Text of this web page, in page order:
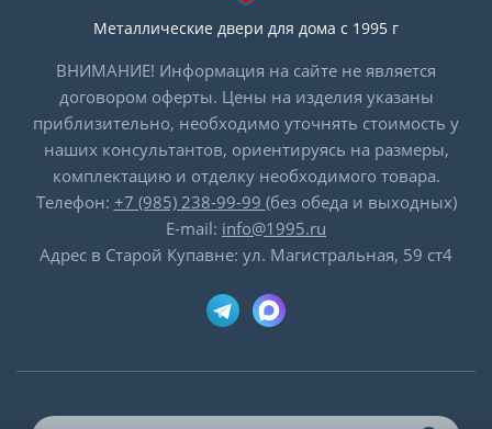
Металлические двери для дома с 1995 г
ВНИМАНИЕ! Информация на сайте не является
договором оферты. Цены на изделия указаны
приблизительно, необходимо уточнять стоимость у
наших консультантов, ориентируясь на размеры,
комплектацию и отделку необходимого товара.
Телефон: +7 (985) 238-99-99 (без обеда и выходных)
E-mail: info@1995.ru
Адрес в Старой Купавне: ул. Магистральная, 59 ст4